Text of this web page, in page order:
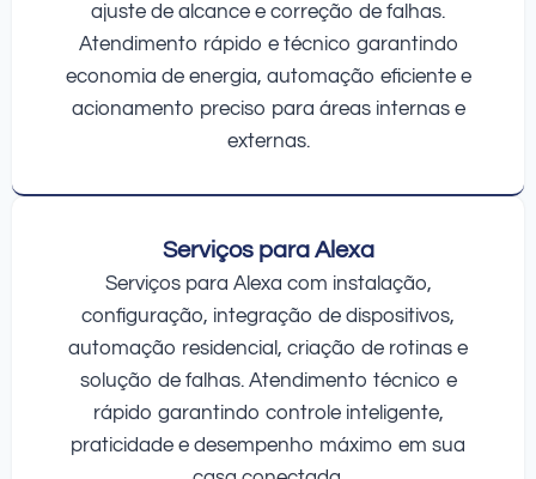
ajuste de alcance e correção de falhas.
Atendimento rápido e técnico garantindo
economia de energia, automação eficiente e
acionamento preciso para áreas internas e
externas.
Serviços para Alexa
Serviços para Alexa com instalação,
configuração, integração de dispositivos,
automação residencial, criação de rotinas e
solução de falhas. Atendimento técnico e
rápido garantindo controle inteligente,
praticidade e desempenho máximo em sua